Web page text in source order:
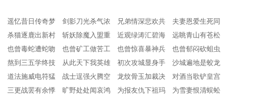
遥忆昔日传奇梦 剑影刀光杀气浓 兄弟情深悲欢共 夫妻恩爱生死同
杀猫逐鹿出新村 斩妖除魔入盟重 近观绿涛汇碧海 远眺青山有苍松
也曾毒蛇遭蛇吻 也曾矿工做苦工 也曾惊喜暴神兵 也曾郁闷砍蛆虫
熬到三五学终技 从此天下我英雄 初次攻城显身手 沙城遍地是蛟龙
道法施威电符猛 战士逞强火腾空 龙纹骨玉加裁决 对酒当歌铲皇宫
三更战罢有余悸 旷野处处闻哀鸿 为报友仇下祖玛 为雪妻恨清蜈蚣